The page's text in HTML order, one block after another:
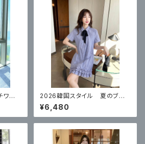
ワー
2026韓国スタイル 夏のブル
ーカレッジスタイルドレス
¥6,480